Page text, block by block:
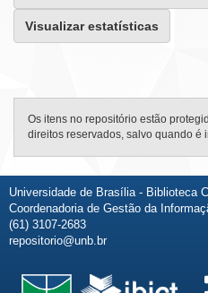
Visualizar estatísticas
Os itens no repositório estão
direitos reservados, salvo quando é
Universidade de Brasília - Biblioteca
Coordenadoria de Gestão da
(61) 3107-2683
repositorio@unb.br